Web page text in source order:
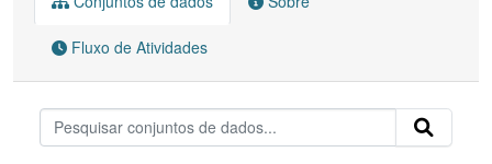
Fluxo de Atividades